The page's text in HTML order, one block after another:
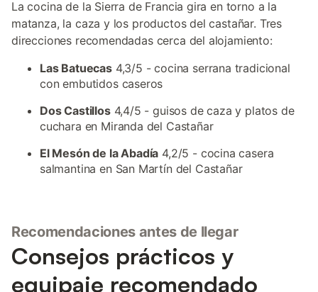
La cocina de la Sierra de Francia gira en torno a la
matanza, la caza y los productos del castañar. Tres
direcciones recomendadas cerca del alojamiento:
Las Batuecas4,3/5 - cocina serrana tradicional
con embutidos caseros
Dos Castillos4,4/5 - guisos de caza y platos de
cuchara en Miranda del Castañar
El Mesón de la Abadía 4,2/5 - cocina casera
salmantina en San Martín del Castañar
Recomendaciones antes de llegar
Consejos prácticos y
equipaje recomendado